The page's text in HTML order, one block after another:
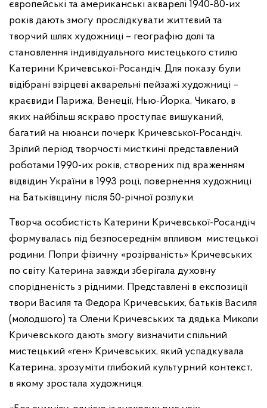
європейські та американські акварелі 1940-80-их
років дають змогу прослідкувати життєвий та
творчий шлях художниці – географію долі та
становлення індивідуального мистецького стилю
Катерини Кричевської-Росандіч. Для показу були
відібрані взірцеві акварельні пейзажі художниці –
краєвиди Парижа, Венеції, Нью-Йорка, Чикаго, в
яких найбільш яскраво проступає вишуканий,
багатий на нюанси почерк Кричевської-Росандіч.
Зрілий період творчості мисткині представлений
роботами 1990-их років, створених під враженням
відвідин України в 1993 році, повернення художниці
на Батьківщину після 50-річної розлуки.
Творча особистість Катерини Кричевської-Росандіч
формувалась під безпосереднім впливом мистецької
родини. Попри фізичну «розірваність» Кричевських
по світу Катерина завжди зберігала духовну
спорідненість з рідними. Представлені в експозиції
твори Василя та Федора Кричевських, батьків Василя
(молодшого) та Олени Кричевських та дядька Миколи
Кричевського дають змогу визначити спільний
мистецький «ген» Кричевських, який успадкувала
Катерина, зрозуміти глибокий культурний контекст,
в якому зростала художниця.